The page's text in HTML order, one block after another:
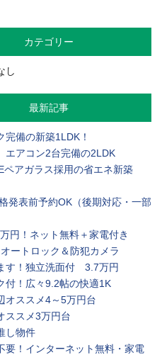
カテゴリー
し
最新記事
完備の新築1LDK！
エアコン2台完備の2LDK
ペアガラス採用の省エネ新築
発表前予約OK（後期対応・一部
円！ネット無料＋家電付き
ートロック＆防犯カメラ
す！独立洗面付 3.7万円
付！広々9.2帖の快適1K
オススメ4～5万円台
ススメ3万円台
し物件
要！インターネット無料・家電